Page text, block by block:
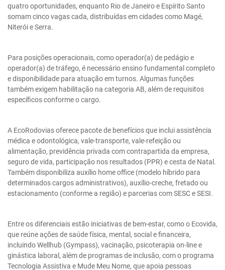
quatro oportunidades, enquanto Rio de Janeiro e Espírito Santo
somam cinco vagas cada, distribuídas em cidades como Magé,
Niterói e Serra.
Para posições operacionais, como operador(a) de pedágio e
operador(a) de tráfego, é necessário ensino fundamental completo
e disponibilidade para atuação em turnos. Algumas funções
também exigem habilitação na categoria AB, além de requisitos
específicos conforme o cargo.
A EcoRodovias oferece pacote de benefícios que inclui assistência
médica e odontológica, vale-transporte, vale-refeição ou
alimentação, previdência privada com contrapartida da empresa,
seguro de vida, participação nos resultados (PPR) e cesta de Natal.
Também disponibiliza auxílio home office (modelo híbrido para
determinados cargos administrativos), auxílio-creche, fretado ou
estacionamento (conforme a região) e parcerias com SESC e SESI.
Entre os diferenciais estão iniciativas de bem-estar, como o Ecovida,
que reúne ações de saúde física, mental, social e financeira,
incluindo Wellhub (Gympass), vacinação, psicoterapia on-line e
ginástica laboral, além de programas de inclusão, com o programa
Tecnologia Assistiva e Mude Meu Nome, que apoia pessoas